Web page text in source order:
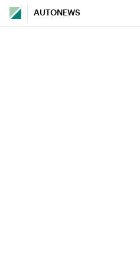
AUTONEWS